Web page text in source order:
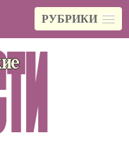
РУБРИКИ